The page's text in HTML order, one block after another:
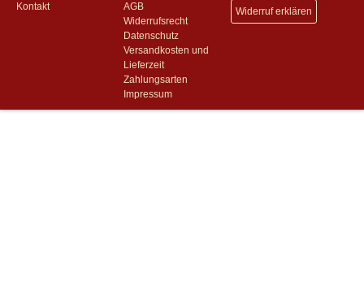
Kontakt
AGB
Widerrufsrecht
Datenschutz
Versandkosten und
Lieferzeit
Zahlungsarten
Impressum
Widerruf erklären